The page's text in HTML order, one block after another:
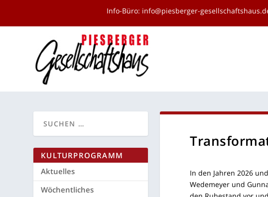
Info-Büro: info@piesberger-
In den Jah­ren 2026
Wede­mey­er und
KUL­TUR­PRO­GRAMM
Aktu­el­les
Wöchent­li­ches